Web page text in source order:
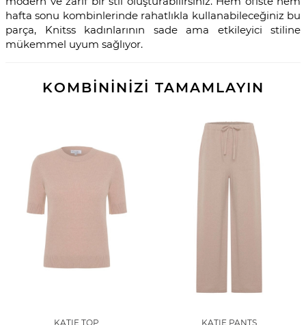
hafta sonu kombinlerinde rahatlıkla kullanabileceğiniz bu
parça, Knitss kadınlarının sade ama etkileyici stiline
mükemmel uyum sağlıyor.
KOMBİNİNİZİ TAMAMLAYIN
KATIE TOP
KATIE PANTS